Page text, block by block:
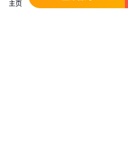
主页